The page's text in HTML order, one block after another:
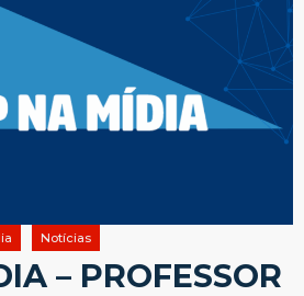
Notícias
– PROFESSOR